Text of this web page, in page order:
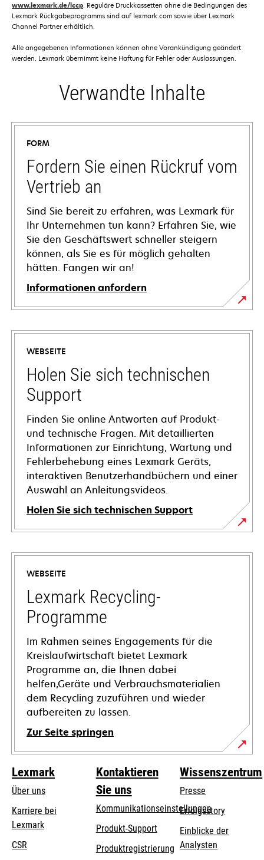
www.lexmark.de/lccp. Reguläre Druckkassetten ohne die Bedingungen des
Lexmark Rückgabeprogramms sind auf lexmark.com sowie über Lexmark
Channel Partner erhältlich.
Alle angegebenen Informationen können ohne Vorankündigung geändert
werden. Lexmark übernimmt keine Haftung für Fehler oder Auslassungen.
Verwandte Inhalte
FORM
Fordern Sie einen Rückruf vom
Vertrieb an
Sind Sie bereit zu erfahren, was Lexmark für
Ihr Unternehmen tun kann? Erfahren Sie, wie
Sie den Geschäftswert schneller steigern
können, als Sie es für möglich gehalten
hätten. Fangen wir an!
Informationen anfordern
WEBSEITE
Holen Sie sich technischen
Support
Finden Sie online Antworten auf Produkt-
und technische Fragen. Mit detaillierten
Informationen zur Einrichtung, Wartung und
Fehlerbehebung eines Lexmark Geräts,
interaktiven Benutzerhandbüchern und einer
Auswahl an Anleitungsvideos.
Holen Sie sich technischen Support
wird
in
neuen
Registerkarte
geöffnet
WEBSEITE
Lexmark Recycling-
Programme
Im Rahmen seines Engagements für die
Kreislaufwirtschaft bietet Lexmark
Programme an, die Ihnen dabei
helfen,Geräte und Verbrauchsmaterialien
dem Recycling zuzuführen und wieder
aufbereiten zu lassen.
Zur Seite springen
Lexmark
Über uns
Karriere bei
Lexmark
CSR
Kontaktieren
Sie uns
Kommunikationseinstellungen
wird
in
einer
Produkt-Supportwird
einer
Produktregistrierung
Wissenszentrum
Presse
Erfolgsstory
Einblicke der
Analysten